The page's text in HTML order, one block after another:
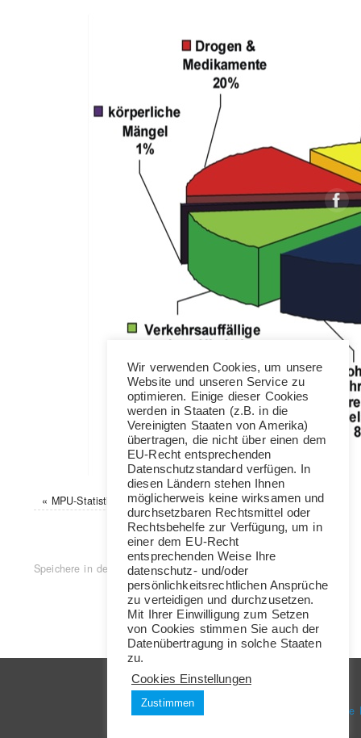
« MPU-Statistik
Speichere in deinen Favoriten diesenPermalink
Wir verwenden Cookies, um unsere
Website und unseren Service zu
optimieren. Einige dieser Cookies
werden in Staaten (z.B. in die
Vereinigten Staaten von Amerika)
übertragen, die nicht über einen dem
EU-Recht entsprechenden
Datenschutzstandard verfügen. In
diesen Ländern stehen Ihnen
möglicherweis keine wirksamen und
durchsetzbaren Rechtsmittel oder
Rechtsbehelfe zur Verfügung, um in
einer dem EU-Recht
entsprechenden Weise Ihre
datenschutz- und/oder
persönlichkeitsrechtlichen Ansprüche
zu verteidigen und durchzusetzen.
Mit Ihrer Einwilligung zum Setzen
von Cookies stimmen Sie auch der
Datenübertragung in solche Staaten
zu.
Cookies Einstellungen
Zustimmen